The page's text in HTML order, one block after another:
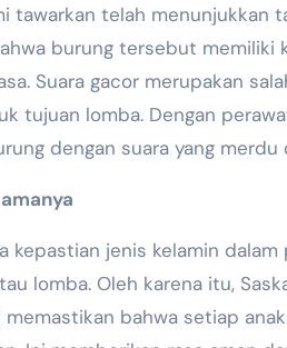
tawarkan telah menunjukkan
burung tersebut memiliki
Suara gacor merupakan
tujuan lomba. Dengan
dengan suara yang merdu
kepastian jenis kelamin
lomba. Oleh karena itu,
memastikan bahwa setiap